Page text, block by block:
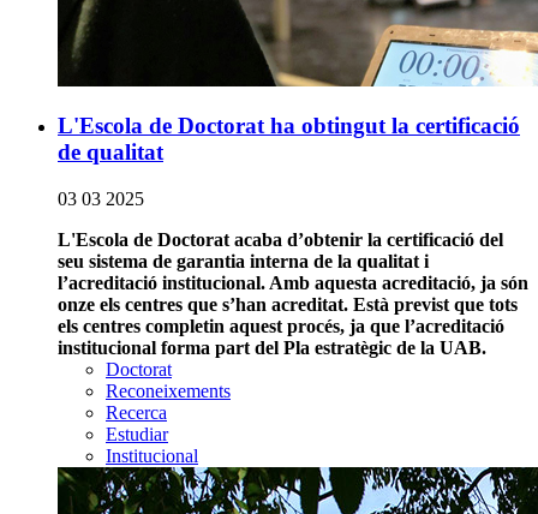
L'Escola de Doctorat ha obtingut la certificació
de qualitat
03 03 2025
L'Escola de Doctorat acaba d’obtenir la certificació del
seu sistema de garantia interna de la qualitat i
l’acreditació institucional. Amb aquesta acreditació, ja són
onze els centres que s’han acreditat. Està previst que tots
els centres completin aquest procés, ja que l’acreditació
institucional forma part del Pla estratègic de la UAB.
Doctorat
Reconeixements
Recerca
Estudiar
Institucional